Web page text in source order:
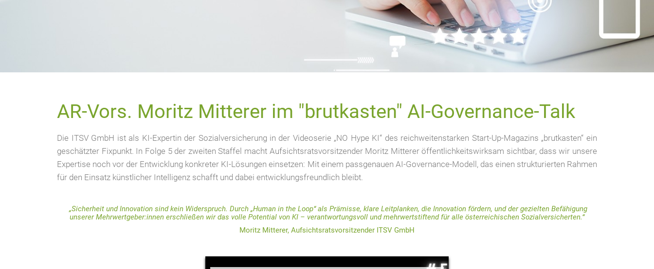
AR-Vors. Moritz Mitterer im "brutkasten" AI-Governance-Talk
Die ITSV GmbH ist als KI-Expertin der Sozialversicherung in der Videoserie „NO Hype KI“ des reichweitenstarken Start-Up-Magazins „brutkasten“ ein
geschätzter Fixpunkt. In Folge 5 der zweiten Staffel macht Aufsichtsratsvorsitzender Moritz Mitterer öffentlichkeitswirksam sichtbar, dass wir unsere
Expertise noch vor der Entwicklung konkreter KI-Lösungen einsetzen: Mit einem passgenauen AI-Governance-Modell, das einen strukturierten Rahmen
für den Einsatz künstlicher Intelligenz schafft und dabei entwicklungsfreundlich bleibt.
„Sicherheit und Innovation sind kein Widerspruch. Durch „Human in the Loop“ als Prämisse, klare Leitplanken, die Innovation fördern, und der gezielten Befähigung
unserer Mehrwertgeber:innen erschließen wir das volle Potential von KI – verantwortungsvoll und mehrwertstiftend für alle österreichischen Sozialversicherten.“
Moritz Mitterer, Aufsichtsratsvorsitzender ITSV GmbH